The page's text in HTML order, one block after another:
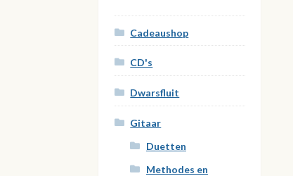
Cadeaushop
CD's
Dwarsfluit
Gitaar
Duetten
Methodes en